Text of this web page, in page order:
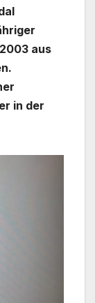
aus
in der